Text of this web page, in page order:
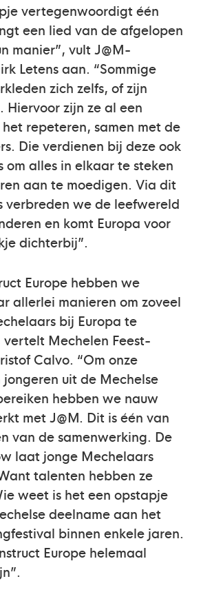
vertegenwoordigt één
een lied van de afgelopen
manier”, vult J@M-
Letens aan. “Sommige
zich zelfs, of zijn
Hiervoor zijn ze al een
repeteren, samen met de
Die verdienen bij deze ook
om alles in elkaar te steken
aan te moedigen. Via dit
verbreden we de leefwereld
en komt Europa voor
dichterbij”.
Europe hebben we
allerlei manieren om zoveel
bij Europa te
vertelt Mechelen Feest-
Calvo. “Om onze
uit de Mechelse
hebben we nauw
met J@M. Dit is één van
van de samenwerking. De
laat jonge Mechelaars
talenten hebben ze
weet is het een opstapje
deelname aan het
binnen enkele jaren.
Europe helemaal